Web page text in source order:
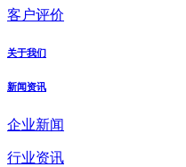
客户评价
关于我们
新闻资讯
企业新闻
行业资讯